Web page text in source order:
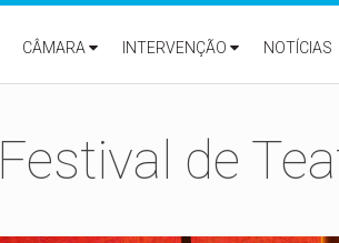
CÂMARA
INTERVENÇÃO NOTÍCIAS
Festival de